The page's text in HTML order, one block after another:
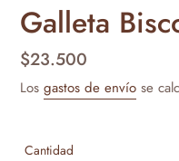
Galleta
Precio
habitual
$23.500
Los gastos de envío se
Cantidad